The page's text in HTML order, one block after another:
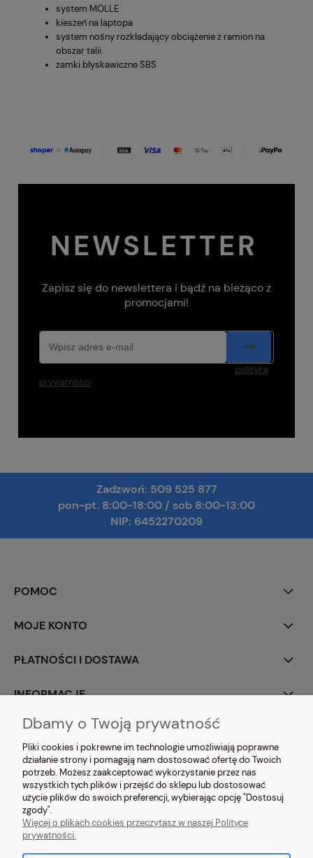
system MOLLE
kieszeń na laptopa
system nośny rozkładający obciążenie z ramion na
obszar talii
zamki błyskawiczne SBS
NEWSLETTER
Zapisz się do newslettera i bądź na bieżąco z
promocjami!
polityką
prywatności
Zadzwoń: 509 525 877
pon-pt. 8:00-18:00 / sob 8:00-13:00
NIP: 6452270209
POMOC
MOJE KONTO
PŁATNOŚCI I DOSTAWA
INFORMACJE
O NAS
NOSIMYSIE.PL Sylwia Kiołbasa | ul. Głowackiego 2, 42-690 Tworóg | NIP:
6452270209 | tel.509 525 877| e-mail:sklep@nosimysie.pl
Dbamy o Twoją prywatność
Pliki cookies i pokrewne im technologie umożliwiają poprawne
działanie strony i pomagają nam dostosować ofertę do Twoich
potrzeb. Możesz zaakceptować wykorzystanie przez nas
wszystkich tych plików i przejść do sklepu lub dostosować
użycie plików do swoich preferencji, wybierając opcję "Dostosuj
zgody".
Więcej o plikach cookies przeczytasz w naszej Polityce
prywatności.